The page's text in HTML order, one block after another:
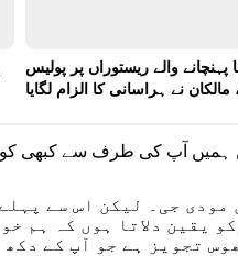
والے ریستوراں پر پولیس
مالکان نے ہراسانی کا الزام لگایا
آپ کی طرف سے کبھی
جی۔ لیکن اس سے
یقین دلاتا ہوں کہ ہم
تجویز ہے جو آپ کے